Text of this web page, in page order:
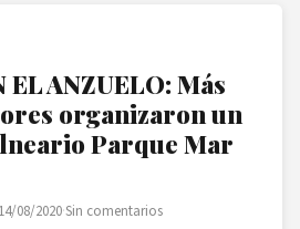
EL ANZUELO: Más
organizaron un
Parque Mar
14/08/2020·Sin comentarios